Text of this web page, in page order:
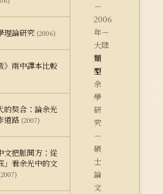
理論研究 (2006)
》兩中譯本比較
的契合：論余光
道路 (2007)
文把脈開方：從
」看余光中的文
－
2006
年－
大陸
類
型
余
學
研
究
－
碩
士
論
文